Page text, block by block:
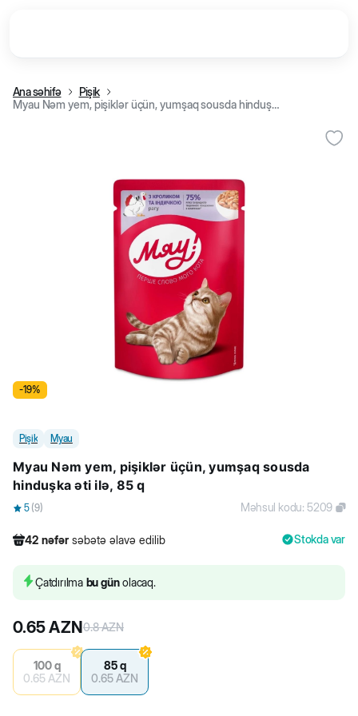
Ana səhifə
Pişik
Myau Nəm yem, pişiklər üçün, yumşaq sousda hinduşka əti ilə, 85 q
-19%
Pişik Myau
Myau Nəm yem, pişiklər üçün, yumşaq sousda
hinduşka əti ilə, 85 q
5 (9) Məhsul kodu:5209
42 nəfər səbətə əlavə edilib
266 nəfər məhsulu alıb
Stokda var
Çatdırılma bu günolacaq.
0.65AZN0.8AZN
100 q
0.65 AZN
85 q
0.65AZN